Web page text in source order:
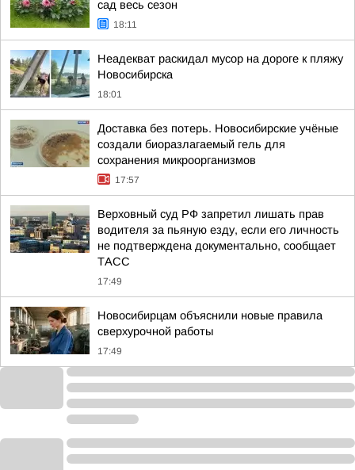
сад весь сезон
18:11
Неадекват раскидал мусор на дороге к пляжу
Новосибирска
18:01
Доставка без потерь. Новосибирские учёные
создали биоразлагаемый гель для
сохранения микроорганизмов
17:57
Верховный суд РФ запретил лишать прав
водителя за пьяную езду, если его личность
не подтверждена документально, сообщает
ТАСС
17:49
Новосибирцам объяснили новые правила
сверхурочной работы
17:49